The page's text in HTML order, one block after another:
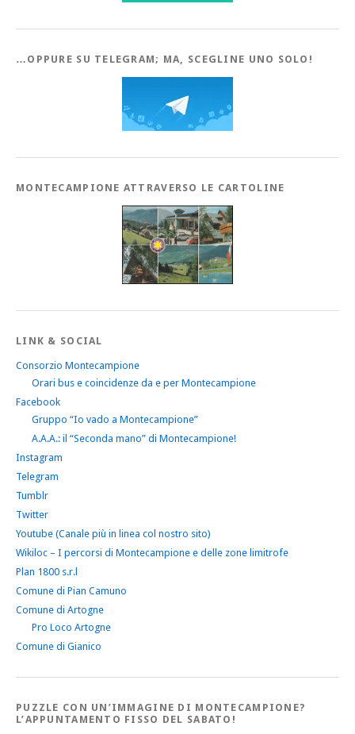
…OPPURE SU TELEGRAM; MA, SCEGLINE UNO SOLO!
MONTECAMPIONE ATTRAVERSO LE CARTOLINE
LINK & SOCIAL
Consorzio Montecampione
Orari bus e coincidenze da e per Montecampione
Facebook
Gruppo “Io vado a Montecampione”
A.A.A.: il “Seconda mano” di Montecampione!
Instagram
Telegram
Tumblr
Twitter
Youtube (Canale più in linea col nostro sito)
Wikiloc – I percorsi di Montecampione e delle zone limitrofe
Plan 1800 s.r.l
Comune di Pian Camuno
Comune di Artogne
Pro Loco Artogne
Comune di Gianico
PUZZLE CON UN’IMMAGINE DI MONTECAMPIONE?
L’APPUNTAMENTO FISSO DEL SABATO!